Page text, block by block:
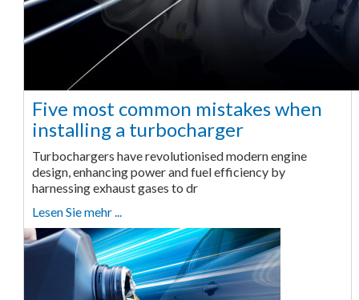
Five most common mistakes when
installing a turbocharger
Turbochargers have revolutionised modern engine
design, enhancing power and fuel efficiency by
harnessing exhaust gases to dr
Lesen Sie mehr ...